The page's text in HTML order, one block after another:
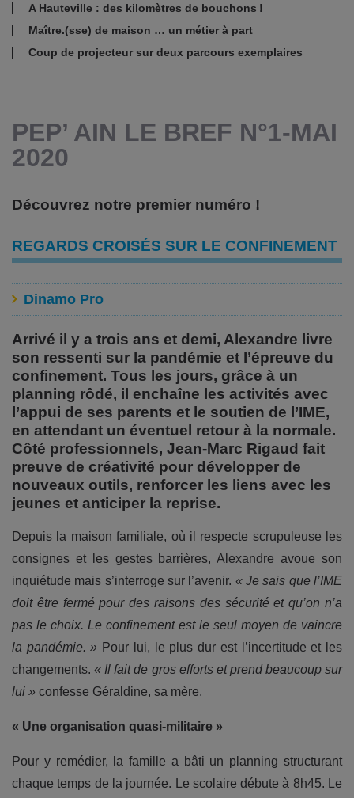
A Hauteville : des kilomètres de bouchons !
Maître.(sse) de maison … un métier à part
Coup de projecteur sur deux parcours exemplaires
PEP’ AIN LE BREF N°1-MAI
2020
Découvrez notre premier numéro !
REGARDS CROISÉS SUR LE CONFINEMENT
Dinamo Pro
Arrivé il y a trois ans et demi, Alexandre livre
son ressenti sur la pandémie et l’épreuve du
confinement. Tous les jours, grâce à un
planning rôdé, il enchaîne les activités avec
l’appui de ses parents et le soutien de l’IME,
en attendant un éventuel retour à la normale.
Côté professionnels, Jean-Marc Rigaud fait
preuve de créativité pour développer de
nouveaux outils, renforcer les liens avec les
jeunes et anticiper la reprise.
Depuis la maison familiale, où il respecte scrupuleuse les
consignes et les gestes barrières, Alexandre avoue son
inquiétude mais s’interroge sur l’avenir. « Je sais que l’IME
doit être fermé pour des raisons des sécurité et qu’on n’a
pas le choix. Le confinement est le seul moyen de vaincre
la pandémie. » Pour lui, le plus dur est l’incertitude et les
changements.« Il fait de gros efforts et prend beaucoup sur
lui » confesse Géraldine, sa mère.
« Une organisation quasi-militaire »
Pour y remédier, la famille a bâti un planning structurant
chaque temps de la journée. Le scolaire débute à 8h45. Le